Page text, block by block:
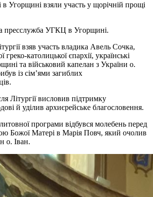
в Угорщині взяли участь у щорічній прощі
пресслужба УГКЦ в Угорщині.
взяв участь владика Авель Сочка,
греко-католицької єпархії, українські
та військовий капелан з України о.
із сім’ями загиблих
Літургії висловив підтримку
й уділив архиєрейське благословення.
програми відбувся молебень перед
Божої Матері в Марія Повч, який очолив
о. Іван.